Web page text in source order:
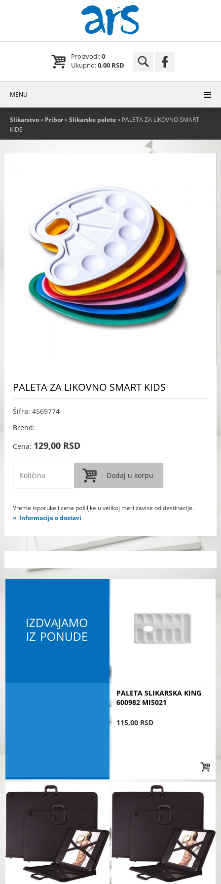
Proizvodi:0
Ukupno:0,00 RSD
MENU
Slikarstvo» Pribor»Slikarske palete» PALETA ZA LIKOVNO SMART
KIDS
PALETA ZA LIKOVNO SMART KIDS
Šifra: 4569774
Brend:
Cena: 129,00 RSD
Vreme isporuke i cena pošiljke u velikoj meri zavise od destinacije.
Informacije o dostavi
PALETA SLIKARSKA KING
600982 MIS021
115,00 RSD